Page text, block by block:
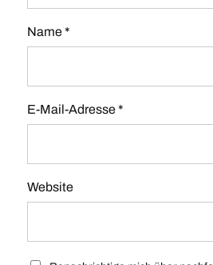
Name*
E-Mail-Adresse*
Website